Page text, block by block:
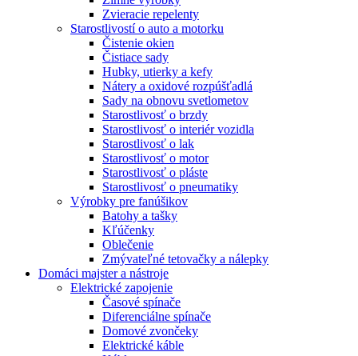
Zvieracie repelenty
Starostlivostí o auto a motorku
Čistenie okien
Čistiace sady
Hubky, utierky a kefy
Nátery a oxidové rozpúšťadlá
Sady na obnovu svetlometov
Starostlivosť o brzdy
Starostlivosť o interiér vozidla
Starostlivosť o lak
Starostlivosť o motor
Starostlivosť o pláste
Starostlivosť o pneumatiky
Výrobky pre fanúšikov
Batohy a tašky
Kľúčenky
Oblečenie
Zmývateľné tetovačky a nálepky
Domáci majster a nástroje
Elektrické zapojenie
Časové spínače
Diferenciálne spínače
Domové zvončeky
Elektrické káble